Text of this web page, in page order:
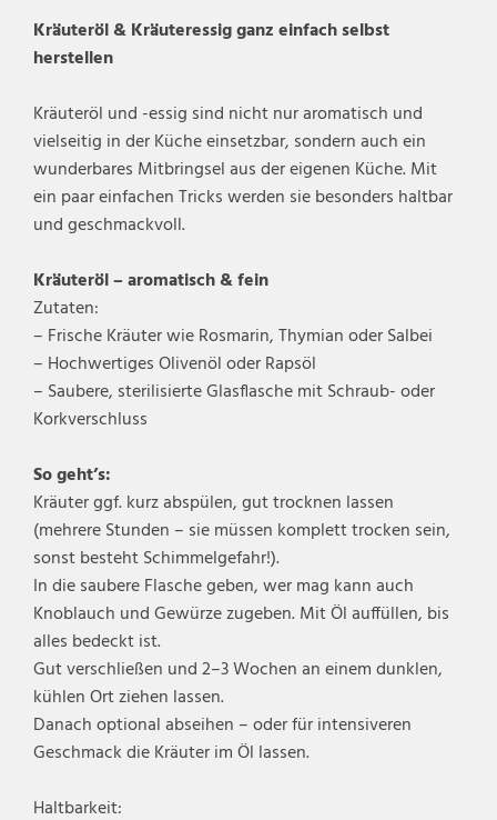
Kräuteröl & Kräuteressig ganz einfach selbst
herstellen
Kräuteröl und -essig sind nicht nur aromatisch und
vielseitig in der Küche einsetzbar, sondern auch ein
wunderbares Mitbringsel aus der eigenen Küche. Mit
ein paar einfachen Tricks werden sie besonders haltbar
und geschmackvoll.
Kräuteröl – aromatisch & fein
Zutaten:
– Frische Kräuter wie Rosmarin, Thymian oder Salbei
– Hochwertiges Olivenöl oder Rapsöl
– Saubere, sterilisierte Glasflasche mit Schraub- oder
Korkverschluss
So geht’s:
Kräuter ggf. kurz abspülen, gut trocknen lassen
(mehrere Stunden – sie müssen komplett trocken sein,
sonst besteht Schimmelgefahr!).
In die saubere Flasche geben, wer mag kann auch
Knoblauch und Gewürze zugeben. Mit Öl auffüllen, bis
alles bedeckt ist.
Gut verschließen und 2–3 Wochen an einem dunklen,
kühlen Ort ziehen lassen.
Danach optional abseihen – oder für intensiveren
Geschmack die Kräuter im Öl lassen.
Haltbarkeit: